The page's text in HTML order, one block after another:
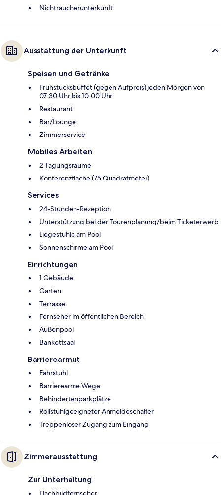
Nichtraucherunterkunft
Ausstattung der Unterkunft
Speisen und Getränke
Frühstücksbuffet (gegen Aufpreis) jeden Morgen von
07:30 Uhr bis 10:00 Uhr
Restaurant
Bar/Lounge
Zimmerservice
Mobiles Arbeiten
2 Tagungsräume
Konferenzfläche (75 Quadratmeter)
Services
24-Stunden-Rezeption
Unterstützung bei der Tourenplanung/beim Ticketerwerb
Liegestühle am Pool
Sonnenschirme am Pool
Einrichtungen
1 Gebäude
Garten
Terrasse
Fernseher im öffentlichen Bereich
Außenpool
Bankettsaal
Barrierearmut
Fahrstuhl
Barrierearme Wege
Behindertenparkplätze
Rollstuhlgeeigneter Anmeldeschalter
Treppenloser Zugang zum Eingang
Zimmerausstattung
Zur Unterhaltung
Flachbildfernseher